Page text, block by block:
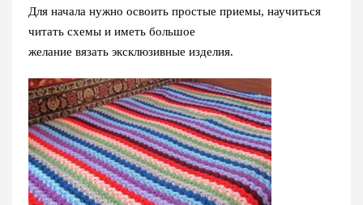
Для начала нужно освоить простые приемы, научиться
читать схемы и иметь большое
желание вязать эксклюзивные изделия.